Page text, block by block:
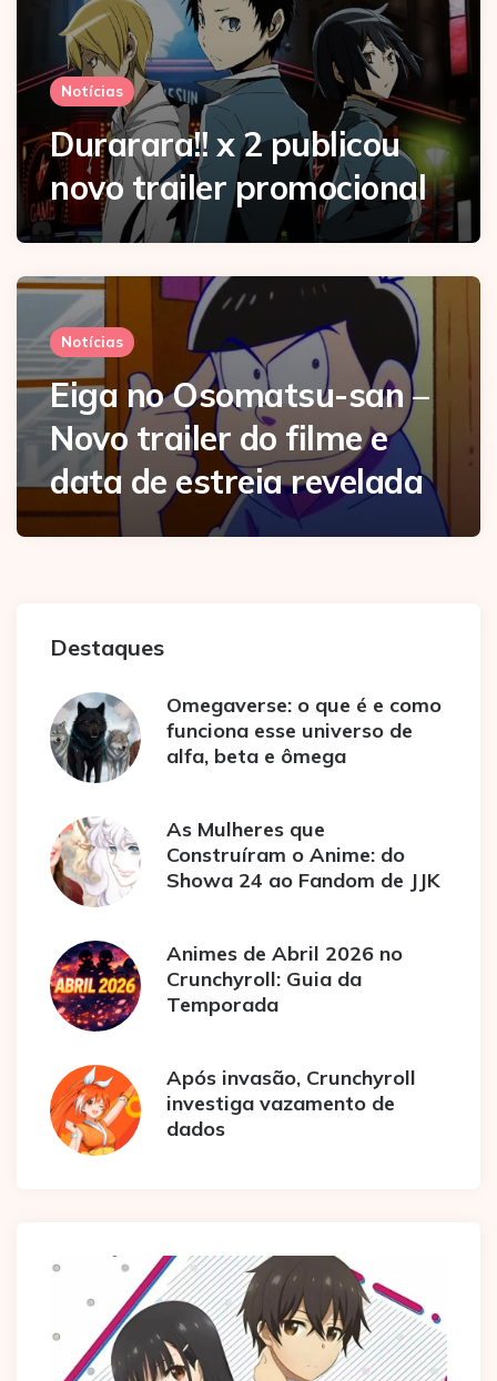
Notícias
Durarara!! x 2 publicou
novo trailer promocional
Notícias
Eiga no Osomatsu-san –
Novo trailer do filme e
data de estreia revelada
Destaques
Omegaverse: o que é e como
funciona esse universo de
alfa, beta e ômega
As Mulheres que
Construíram o Anime: do
Showa 24 ao Fandom de JJK
Animes de Abril 2026 no
Crunchyroll: Guia da
Temporada
Após invasão, Crunchyroll
investiga vazamento de
dados